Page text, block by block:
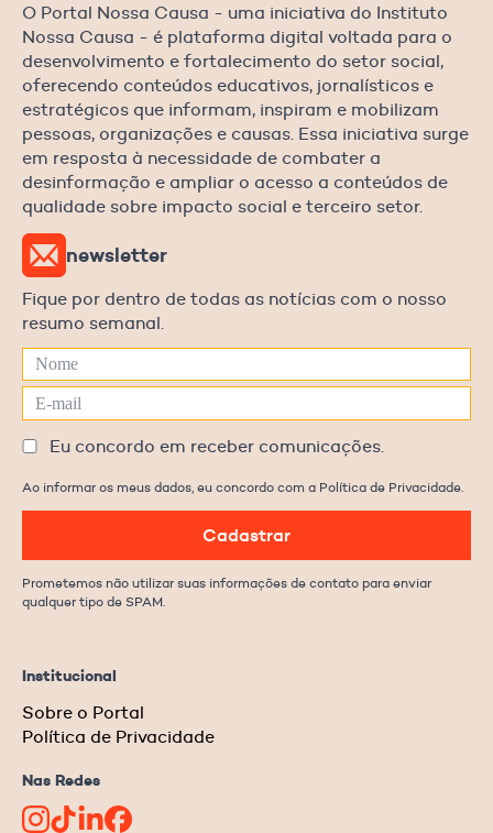
O Portal Nossa Causa - uma iniciativa do Instituto
Nossa Causa - é plataforma digital voltada para o
desenvolvimento e fortalecimento do setor social,
oferecendo conteúdos educativos, jornalísticos e
estratégicos que informam, inspiram e mobilizam
pessoas, organizações e causas. Essa iniciativa surge
em resposta à necessidade de combater a
desinformação e ampliar o acesso a conteúdos de
qualidade sobre impacto social e terceiro setor.
Institucional
Sobre o Portal
Política de Privacidade
Nas Redes
newsletter
Fique por dentro de todas as notícias com o nosso
resumo semanal.
Eu concordo em receber comunicações.
Ao informar os meus dados, eu concordo com a Política de Privacidade.
Cadastrar
Prometemos não utilizar suas informações de contato para enviar
qualquer tipo de SPAM.